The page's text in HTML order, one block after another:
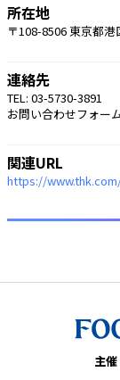
所在地
〒108-8506 東京都
連絡先
TEL: 03-5730-3891
お問い合わせフォー
関連URL
https://
主